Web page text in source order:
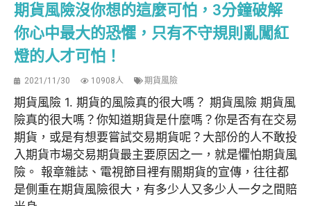
期貨風險沒你想的這麼可怕，3分鐘破解
你心中最大的恐懼，只有不守規則亂闖紅
燈的人才可怕！
2021/11/30 10908人 期貨風險
期貨風險 1. 期貨的風險真的很大嗎？ 期貨風險 期貨風
險真的很大嗎？你知道期貨是什麼嗎？你是否有在交易
期貨，或是有想要嘗試交易期貨呢？大部份的人不敢投
入期貨市場交易期貨最主要原因之一，就是懼怕期貨風
險。 報章雜誌、電視節目裡有關期貨的宣傳，往往都
是側重在期貨風險很大，有多少人又多少人一夕之間賠